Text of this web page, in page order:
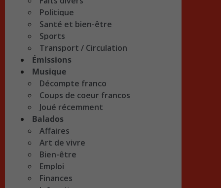
Politique
Santé et bien-être
Sports
Transport / Circulation
Émissions
Musique
Décompte franco
Coups de coeur francos
Joué récemment
Balados
Affaires
Art de vivre
Bien-être
Emploi
Finances